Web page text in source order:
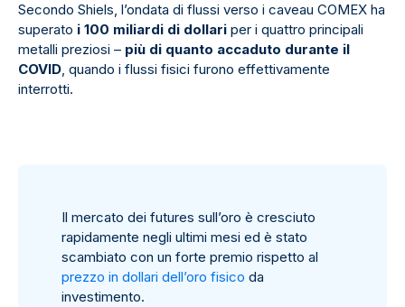
Secondo Shiels, l’ondata di flussi verso i caveau COMEX ha
superato i 100 miliardi di dollari per i quattro principali
metalli preziosi – più di quanto accaduto durante il
COVID, quando i flussi fisici furono effettivamente
interrotti.
Il mercato dei futures sull’oro è cresciuto
rapidamente negli ultimi mesi ed è stato
scambiato con un forte premio rispetto al
prezzo in dollari dell’oro fisico da
investimento.